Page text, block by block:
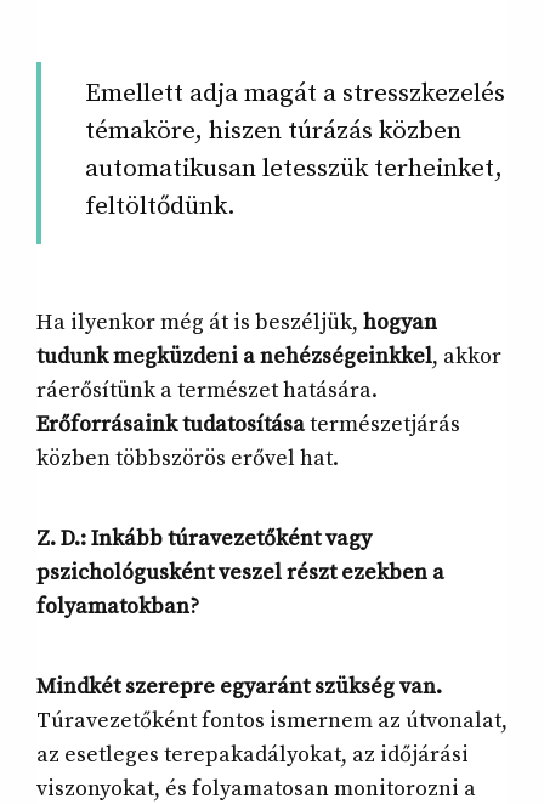
Emellett adja magát a stresszkezelés
témaköre, hiszen túrázás közben
automatikusan letesszük terheinket,
feltöltődünk.
Ha ilyenkor még át is beszéljük, hogyan
tudunk megküzdeni a nehézségeinkkel, akkor
ráerősítünk a természet hatására.
Erőforrásaink tudatosításatermészetjárás
közben többszörös erővel hat.
Z. D.: Inkább túravezetőként vagy
pszichológusként veszel részt ezekben a
folyamatokban?
Mindkét szerepre egyaránt szükség van.
Túravezetőként fontos ismernem az útvonalat,
az esetleges terepakadályokat, az időjárási
viszonyokat, és folyamatosan monitorozni a